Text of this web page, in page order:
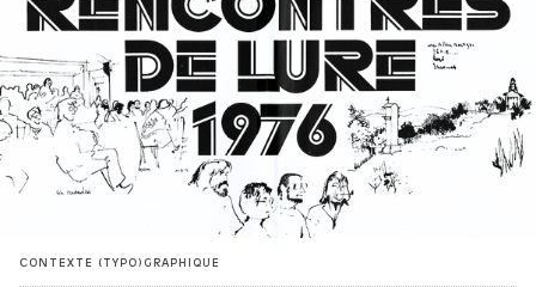
CONTEXTE (TYPO)GRAPHIQUE